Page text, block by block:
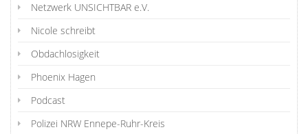
Netzwerk UNSICHTBAR e.V.
Nicole schreibt
Obdachlosigkeit
Phoenix Hagen
Podcast
Polizei NRW Ennepe-Ruhr-Kreis